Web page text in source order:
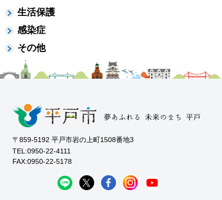
生活保護
感染症
その他
〒859-5192 平戸市岩の上町1508番地3
TEL:0950-22-4111
FAX:0950-22-5178